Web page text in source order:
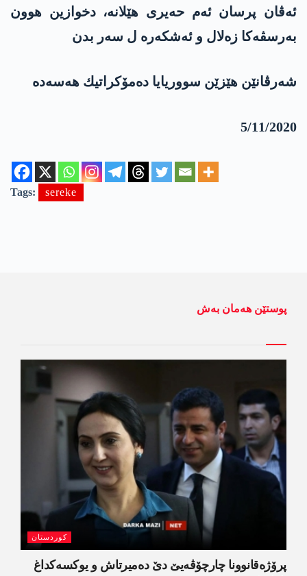
ئه‌ڤان پرسان ئه‌م حه‌یری هێلانه‌، دخوازین هوون
به‌رسڤه‌كا زه‌لال و ئه‌شكه‌ره‌ ل سه‌ر بدن
شه‌رڤانێن هێزێن سووریایا ده‌مۆكراتیك هه‌سه‌ده‌
5/11/2020
Tags: sereke
پوستێن ھەمان بەش
کوردستان
پرۆژەقانوونا چارچۆڤەیێ دێ دەمیرتاش و یوکسەکداغ